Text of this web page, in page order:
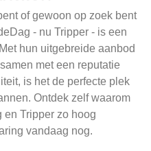
of gewoon op zoek bent
- nu Tripper - is een
hun uitgebreide aanbod
met een reputatie
is het de perfecte plek
Ontdek zelf waarom
en Tripper zo hoog
vandaag nog.